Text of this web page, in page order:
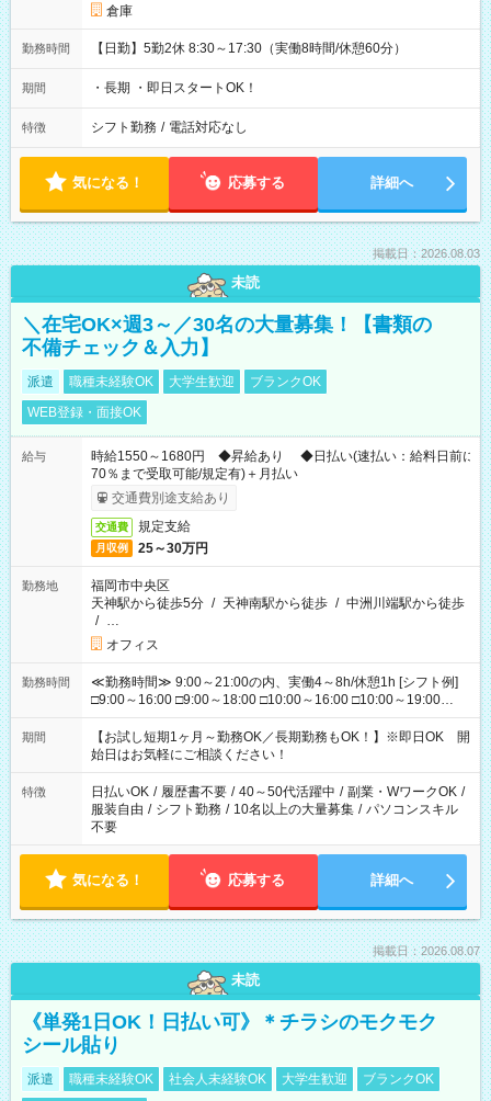
倉庫
勤務時間 【日勤】5勤2休 8:30～17:30（実働8時間/休憩60分）
期間 ・長期 ・即日スタートOK！
特徴 シフト勤務 / 電話対応なし
気になる！ 応募する 詳細へ
掲載日：2026.08.03
未読
＼在宅OK×週3～／30名の大量募集！【書類の
不備チェック＆入力】
派遣 職種未経験OK 大学生歓迎
ブランクOK
WEB登録・面接OK
給与
時給1550～1680円 ◆昇給あり ◆日払い(速払い：給料日前に
70％まで受取可能/規定有)＋月払い
交通費別途支給あり
交通費 規定支給
月収例 25～30万円
勤務地
福岡市中央区
天神駅から徒歩5分 / 天神南駅から徒歩 / 中洲川端駅から徒歩
/ …
オフィス
勤務時間
≪勤務時間≫ 9:00～21:00の内、実働4～8h/休憩1h [シフト例]
□9:00～16:00 □9:00～18:00 □10:00～16:00 □10:00～19:00
□11:00～20:00 □12:00～19:00 □12:00～21:00 □16:00～21:00
□17:00～21:00 ◆勤務時間固定の相談OK ◆上記以外の勤務時間
も相談OK
期間
【お試し短期1ヶ月～勤務OK／長期勤務もOK！】※即日OK 開
始日はお気軽にご相談ください！
特徴 日払いOK / 履歴書不要 / 40～50代活躍中 / 副業・WワークOK /
服装自由 / シフト勤務 / 10名以上の大量募集 / パソコンスキル
不要
気になる！ 応募する 詳細へ
掲載日：2026.08.07
未読
《単発1日OK！日払い可》＊チラシのモクモク
シール貼り
派遣 職種未経験OK 社会人未経験OK 大学生歓迎
ブランクOK